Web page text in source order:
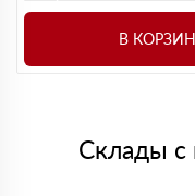
В
Склады с